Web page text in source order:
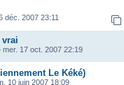
déc. 2007 23:11
vrai
mer. 17 oct. 2007 22:19
Le Kéké)
10 juin 2007 18:09